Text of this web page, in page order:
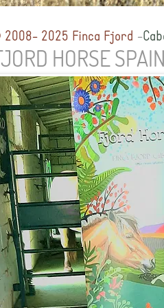
2025 Finca Fjord -
HORSE